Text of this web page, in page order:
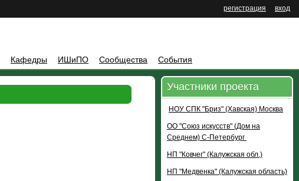
вход
регистрация
Кафедры ИШиПО Сообщества События
Участники проекта
НОУ СПК "Бриз" (Хавская) Москва
ОО "Союз искусств" (Дом на
Среднем) С-Петербург
НП "Ковчег" (Калужская обл.)
НП "Медвенка" (Калужская область)